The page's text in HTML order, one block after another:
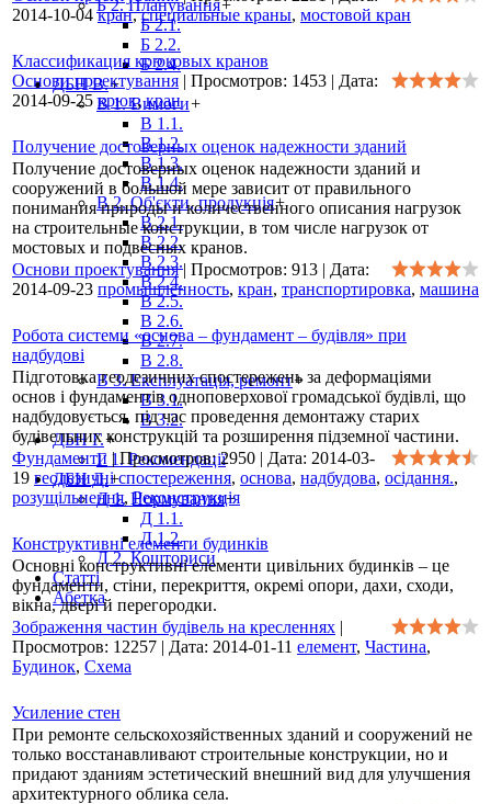
Б 2. Планування+
Б 2.1.
Б 2.2.
Б 2.4.
ДБН В.+
В 1. Вимоги+
В 1.1.
В 1.2.
В 1.3.
В 1.4.
В 2. Об'єкти, продукція+
В 2.1.
В 2.2.
В 2.3.
В 2.4.
В 2.5.
В 2.6.
В 2.7.
В 2.8.
В 3. Експлуатація, ремонт+
В 3.1.
В 3.2.
ДБН Г.+
Г 1. Рекомендації
ДБН Д.+
Д 1. Нормування+
Д 1.1.
Д 1.2.
Д 2. Кошториси
Статті
Абетка
2014-10-04 кран,специальные краны, мостовой кран
Классификация крюковых кранов
Основи проектування | Просмотров: 1453 | Дата:
2014-09-25 крюк,кран
Получение достоверных оценок надежности зданий
Получение достоверных оценок надежности зданий и
сооружений в большой мере зависит от правильного
понимания природы и количественного описания нагрузок
на строительные конструкции, в том числе нагрузок от
мостовых и подвесных кранов.
Основи проектування| Просмотров: 913 | Дата:
2014-09-23 промышленность, кран, транспортировка, машина
Робота системи «основа – фундамент – будівля» при
надбудові
Підготовка геодезичних спостережень за деформаціями
основ і фундаментів одноповерхової громадської будівлі, що
надбудовується, під час проведення демонтажу старих
будівельних конструкцій та розширення підземної частини.
Фундаменти |Просмотров: 2950 | Дата: 2014-03-
19 геодезичні спостереження, основа, надбудова, осідання.,
розущільнення,Реконструкція
Конструктивні елементи будинків
Основні конструктивні елементи цивільних будинків – це
фундаменти, стіни, перекриття, окремі опори, дахи, сходи,
вікна, двері й перегородки.
Зображення частин будівель на кресленнях |
Просмотров: 12257 | Дата: 2014-01-11 елемент, Частина,
Будинок, Схема
Усиление стен
При ремонте сельскохозяйственных зданий и сооружений не
только восстанавливают строительные конструкции, но и
придают зданиям эстетический внешний вид для улучшения
архитектурного облика села.